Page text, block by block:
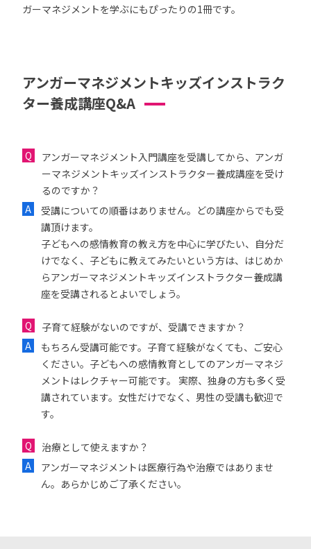
ガーマネジメントを学ぶにもぴったりの1冊です。
アンガーマネジメントキッズインストラク
ター養成講座Q&A
アンガーマネジメント入門講座を受講してから、アンガ
ーマネジメントキッズインストラクター養成講座を受け
るのですか？
受講についての順番はありません。どの講座からでも受
講頂けます。
子どもへの感情教育の教え方を中心に学びたい、自分だ
けでなく、子どもに教えてみたいという方は、はじめか
らアンガーマネジメントキッズインストラクター養成講
座を受講されるとよいでしょう。
子育て経験がないのですが、受講できますか？
もちろん受講可能です。子育て経験がなくても、ご安心
ください。子どもへの感情教育としてのアンガーマネジ
メントはレクチャー可能です。 実際、独身の方も多く受
講されています。女性だけでなく、男性の受講も歓迎で
す。
治療として使えますか？
アンガーマネジメントは医療行為や治療ではありませ
ん。あらかじめご了承ください。